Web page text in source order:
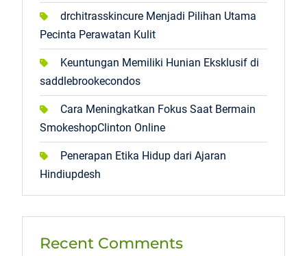
drchitrasskincure Menjadi Pilihan Utama
Pecinta Perawatan Kulit
Keuntungan Memiliki Hunian Eksklusif di
saddlebrookecondos
Cara Meningkatkan Fokus Saat Bermain
SmokeshopClinton Online
Penerapan Etika Hidup dari Ajaran
Hindiupdesh
Recent Comments